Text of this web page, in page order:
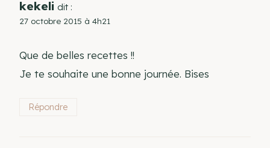
kekeli dit :
27 octobre 2015 à 4h21
Que de belles recettes !!
Je te souhaite une bonne journée. Bises
Répondre